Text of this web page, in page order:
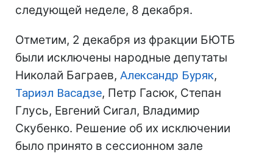
следующей неделе, 8 декабря.
Отметим, 2 декабря из фракции БЮТБ
были исключены народные депутаты
Николай Баграев, Александр Буряк,
Тариэл Васадзе, Петр Гасюк, Степан
Глусь, Евгений Сигал, Владимир
Скубенко. Решение об их исключении
было принято в сессионном зале